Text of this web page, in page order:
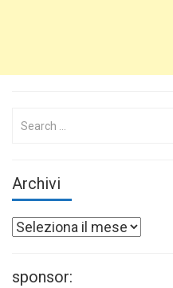
Search
Archivi
Archivi
sponsor: